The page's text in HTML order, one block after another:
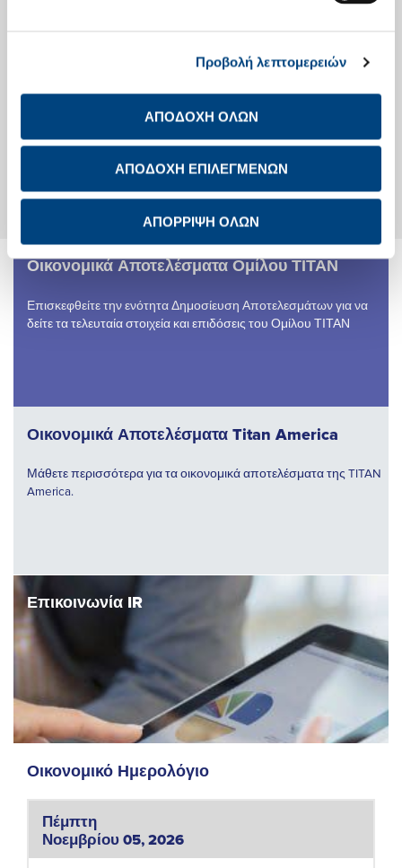
Προβολή λεπτομερειών
ΑΠΟΔΟΧΗ ΟΛΩΝ
ΑΠΟΔΟΧΗ ΕΠΙΛΕΓΜΕΝΩΝ
ΑΠΟΡΡΙΨΗ ΟΛΩΝ
Γενικές Συνελεύσεις Μετόχων
Διανομές στους μετόχους
Μετοχής
Μετοχικό Κεφάλαιο
Παραλαβή αξιών από το ΤΠΔ
Οικονομικά Αποτελέσματα Ομίλου ΤΙΤΑΝ
Επισκεφθείτε την ενότητα Δημοσίευση Αποτελεσμάτων για να
δείτε τα τελευταία στοιχεία και επιδόσεις του Ομίλου ΤΙΤΑΝ
Οικονομικά Αποτελέσματα Titan America
Μάθετε περισσότερα για τα οικονομικά αποτελέσματα της TITAN
America.
Επικοινωνία IR
Οικονομικό Ημερολόγιο
Πέμπτη
Νοεμβρίου 05, 2026